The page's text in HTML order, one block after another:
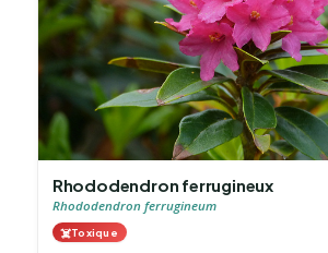
Rhododendron ferrugineux
Rhododendron ferrugineum
☠️Toxique